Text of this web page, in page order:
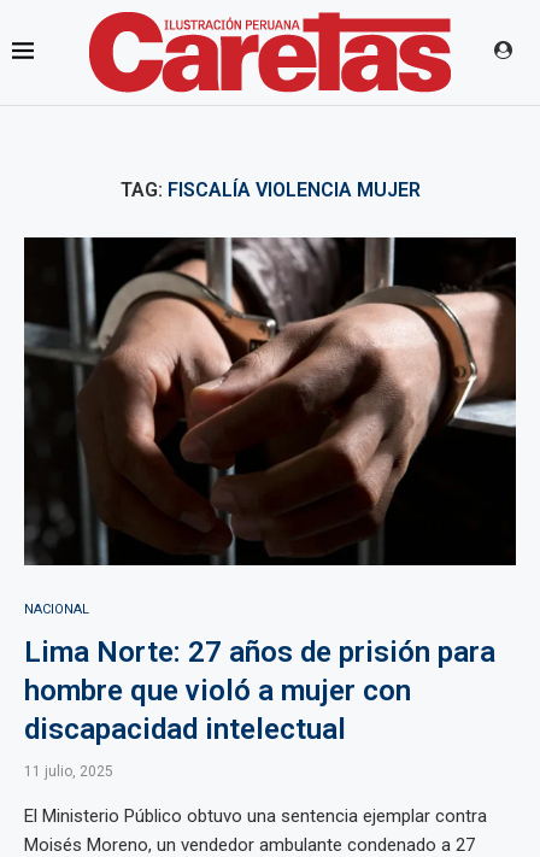
TAG: FISCALÍA VIOLENCIA MUJER
NACIONAL
Lima Norte: 27 años de prisión para
hombre que violó a mujer con
discapacidad intelectual
11 julio, 2025
El Ministerio Público obtuvo una sentencia ejemplar contra
Moisés Moreno, un vendedor ambulante condenado a 27